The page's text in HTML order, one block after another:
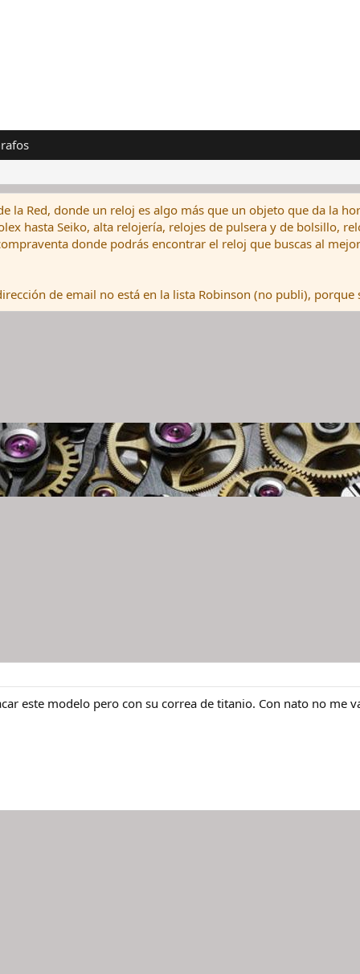
la Red, donde un reloj es algo más que un objeto que da la
hasta Seiko, alta relojería, relojes de pulsera y de bolsillo,
donde podrás encontrar el reloj que buscas al
de email no está en la lista Robinson (no publi), porque
este modelo pero con su correa de titanio. Con nato no me